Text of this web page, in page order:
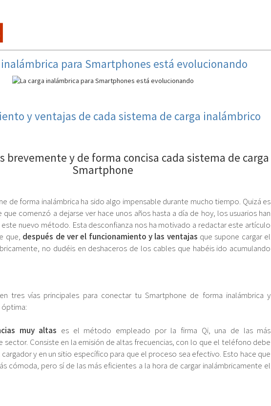
inalámbrica para Smartphones está evolucionando
y ventajas de cada sistema de carga inalámbrico
brevemente y de forma concisa cada sistema de carga
Smartphone
de forma inalámbrica ha sido algo impensable durante mucho tiempo. Quizá es
comenzó a dejarse ver hace unos años hasta a día de hoy, los usuarios han
nuevo método. Esta desconfianza nos ha motivado a redactar este artículo
que, después de ver el funcionamiento y las ventajas que supone cargar el
no dudéis en deshaceros de los cables que habéis ido acumulando
tres vías principales para conectar tu Smartphone de forma inalámbrica y
óptima:
muy altas es el método empleado por la firma Qi, una de las más
sector. Consiste en la emisión de altas frecuencias, con lo que el teléfono debe
y en un sitio específico para que el proceso sea efectivo. Esto hace que
cómoda, pero sí de las más eficientes a la hora de cargar inalámbricamente el